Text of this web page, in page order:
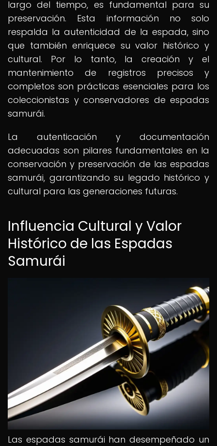
largo del tiempo, es fundamental para su
preservación. Esta información no solo
respalda la autenticidad de la espada, sino
que también enriquece su valor histórico y
cultural. Por lo tanto, la creación y el
mantenimiento de registros precisos y
completos son prácticas esenciales para los
coleccionistas y conservadores de espadas
samurái.
La autenticación y documentación
adecuadas son pilares fundamentales en la
conservación y preservación de las espadas
samurái, garantizando su legado histórico y
cultural para las generaciones futuras.
Influencia Cultural y Valor
Histórico de las Espadas
Samurái
Las espadas samurái han desempeñado un